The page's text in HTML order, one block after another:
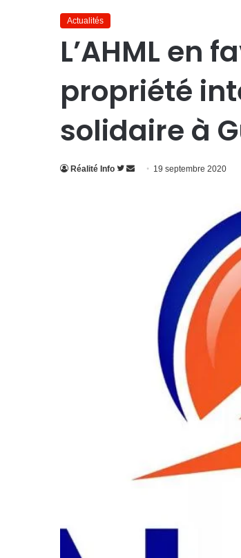
Actualités
L’AHML en
propriété
solidaire à
Réalité Info
Suivre
Envoyer19 septembre 2020